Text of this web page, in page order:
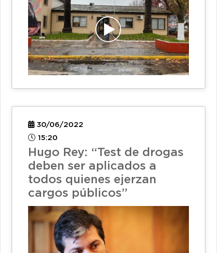
30/06/2022
15:20
Hugo Rey: “Test de drogas
deben ser aplicados a
todos quienes ejerzan
cargos públicos”